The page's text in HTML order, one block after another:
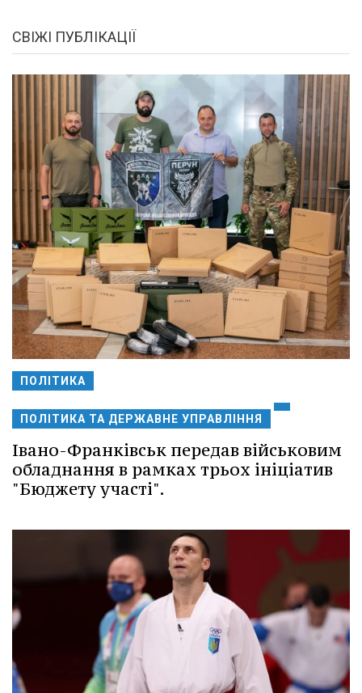
СВІЖІ ПУБЛІКАЦІЇ
ПОЛІТИКА
ПОЛІТИКА ТА ДЕРЖАВНЕ УПРАВЛІННЯ
Івано-Франківськ передав військовим
обладнання в рамках трьох ініціатив
"Бюджету участі".